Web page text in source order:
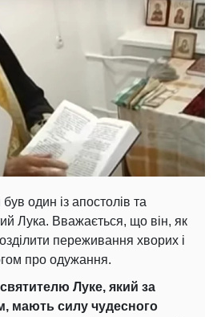
один із апостолів та
Лука. Вважається, що він, як
переживання хворих і
про одужання.
Луке, який за
мають силу чудесного